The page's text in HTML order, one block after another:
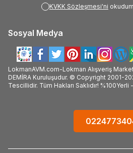
KVKK Sözleşmesi'ni
Sosyal Medya
LokmanAVM.com-Lokman Alışveriş
DEMİRA Kuruluşudur. © Copyright 2001-
Tescillidir. Tüm Hakları Saklıdır!